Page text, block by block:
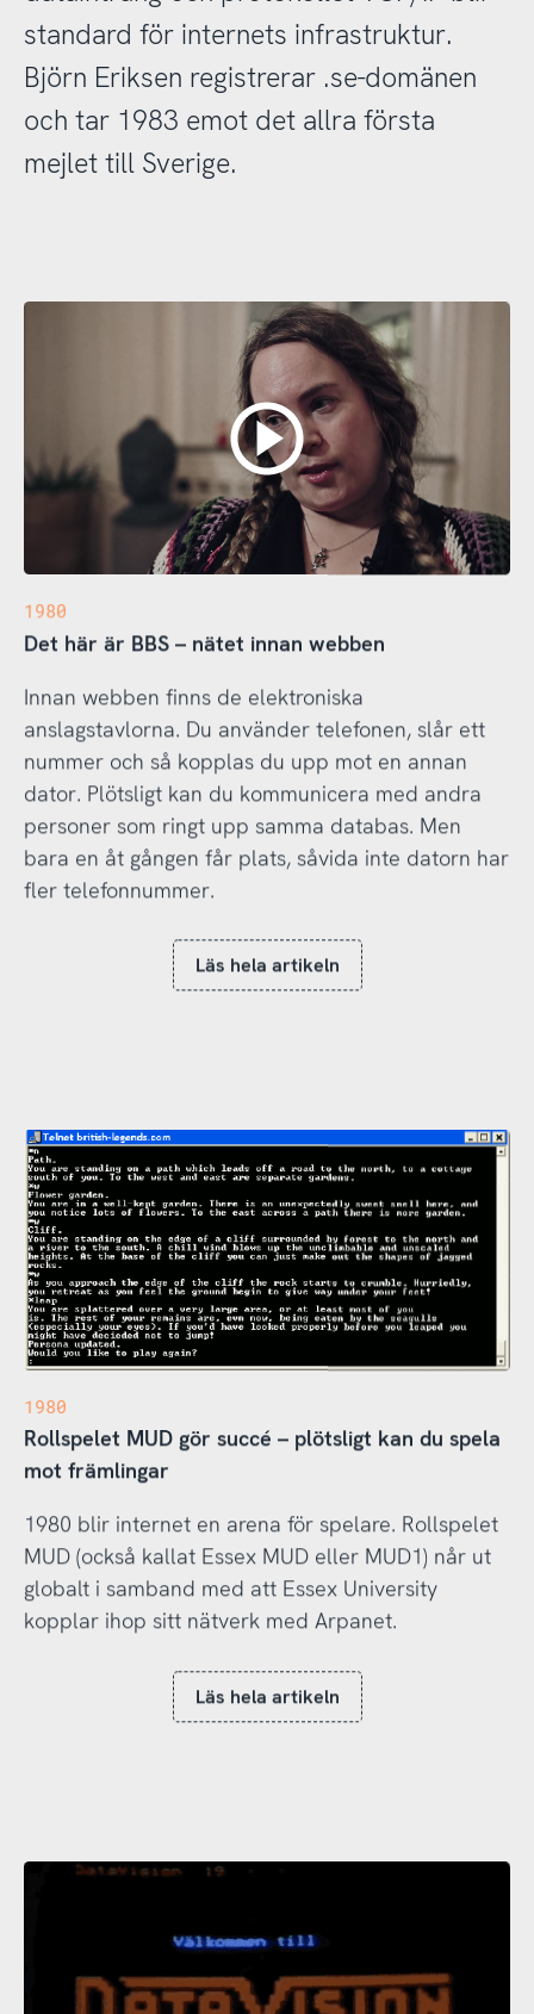
standard för internets infrastruktur.
Björn Eriksen registrerar .se-domänen
och tar 1983 emot det allra första
mejlet till Sverige.
1980
Det här är BBS – nätet innan webben
Innan webben finns de elektroniska
anslagstavlorna. Du använder telefonen, slår ett
nummer och så kopplas du upp mot en annan
dator. Plötsligt kan du kommunicera med andra
personer som ringt upp samma databas. Men
bara en åt gången får plats, såvida inte datorn har
fler telefonnummer.
Läs hela artikeln
1980
Rollspelet MUD gör succé – plötsligt kan du spela
mot främlingar
1980 blir internet en arena för spelare. Rollspelet
MUD (också kallat Essex MUD eller MUD1) når ut
globalt i samband med att Essex University
kopplar ihop sitt nätverk med Arpanet.
Läs hela artikeln